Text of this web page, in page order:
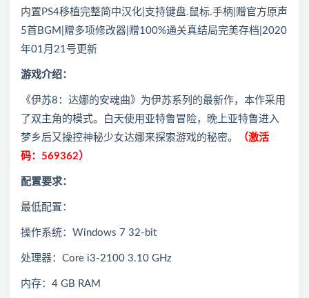
内置PS4移植完整简中汉化|支持键盘.鼠标.手柄|赠官方原声
5首BGM|赠多项修改器|赠100%通关真结局完美存档|2020
年01月21号更新
游戏介绍：
《伊苏8：达娜的安魂曲》为伊苏系列的最新作，本作采用
了双主角的模式。白天使用亚特鲁冒险，晚上亚特鲁进入
梦乡后又操控神秘少女达娜来探索游戏的秘密。
（激活
码：569362）
配置要求：
最低配置：
操作系统：Windows 7 32-bit
处理器：Core i3-2100 3.10 GHz
内存：4 GB RAM